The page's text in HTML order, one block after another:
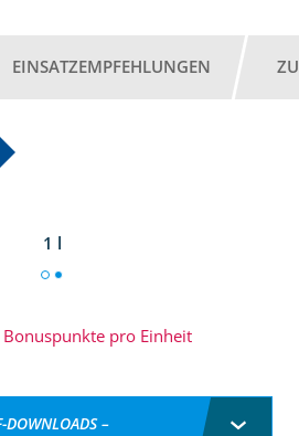
EINSATZEMPFEHLUNGEN
1 l
pro Einheit
DOWNLOADS –